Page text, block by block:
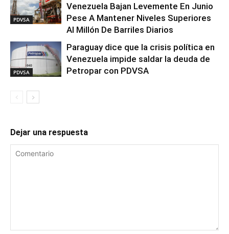
PDVSA
Venezuela Bajan Levemente En Junio
Pese A Mantener Niveles Superiores
Al Millón De Barriles Diarios
PDVSA
Paraguay dice que la crisis política en
Venezuela impide saldar la deuda de
Petropar con PDVSA
Dejar una respuesta